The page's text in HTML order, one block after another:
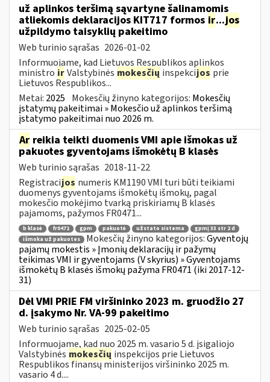
už aplinkos teršimą sąvartyne šalinamomis
atliekomis deklaracijos KIT717 formos ir...jos
užpildymo taisyklių pakeitimo
Web turinio sąrašas 2026-01-02
Informuojame, kad Lietuvos Respublikos aplinkos
ministro irValstybinės mokesčių inspekcijos prie
Lietuvos Respublikos...
Metai: 2025 Mokesčių žinyno kategorijos: Mokesčių
įstatymų pakeitimai » Mokesčio už aplinkos teršimą
įstatymo pakeitimai nuo 2026 m.
Ar reikia teikti duomenis VMI apie išmokas už
pakuotes gyventojams išmokėtų B klasės
Web turinio sąrašas 2018-11-22
Registracijos numeris KM1190 VMI turi būti teikiami
duomenys gyventojams išmokėtų išmokų, pagal
mokesčio mokėjimo tvarką priskiriamų B klasės
pajamoms, pažymos FR0471...
b klasė fr0471 gpm pakuotė užstato sistema
gpmį 33 str 2 d
išmoka už pakuotes
Mokesčių žinyno kategorijos:Gyventojų
pajamų mokestis » Įmonių deklaracijų ir pažymų
teikimas VMI ir gyventojams (V skyrius) » Gyventojams
išmokėtų B klasės išmokų pažyma FR0471 (iki 2017-12-
31)
Dėl VMI PRIE FM viršininko 2023 m. gruodžio 27
d. įsakymo Nr. VA-99 pakeitimo
Web turinio sąrašas 2025-02-05
Informuojame, kad nuo 2025 m. vasario 5 d. įsigaliojo
Valstybinės mokesčių inspekcijos prie Lietuvos
Respublikos finansų ministerijos viršininko 2025 m.
vasario 4 d....